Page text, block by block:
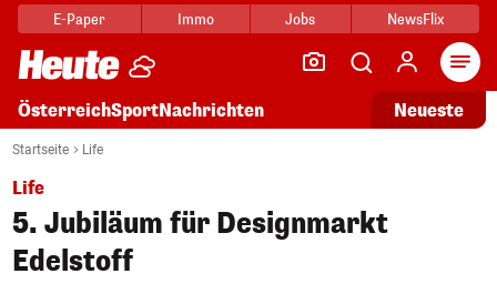
E-Paper Immo Jobs NewsFlix
ÖsterreichSportNachrichten Neueste
Startseite Life
Life
5. Jubiläum für Designmarkt
Edelstoff